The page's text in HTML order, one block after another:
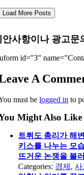
Load More Posts
안사항이나 광고문
id="3"
A
must belogged in to
Might Also Like
트뤼도 총리가 해
키스를 나누는 모
뜨거운 논쟁을 불
Categories: 경제 ,사